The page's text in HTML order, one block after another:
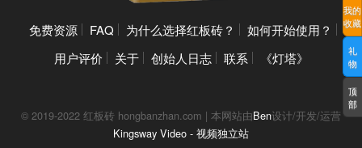
免费资源 FAQ 为什么选择红板砖？
如何开始使用？
用户评价
关于 创始人日志 联系 《灯塔》
© 2019-2022 红板砖 hongbanzhan.com | 本网站由Ben设计/开发/运营
Kingsway Video - 视频独立站
我的
收藏
礼
物
顶
部